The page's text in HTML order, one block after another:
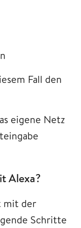
Fall den
eigene Netz
Alexa?
mit der
Schritte